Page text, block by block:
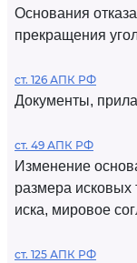
Основания
прекращения
ст. 126 АПК РФ
Документы,
ст. 49 АПК РФ
Изменение
размера исковых
иска, мировое
ст. 125 АПК РФ